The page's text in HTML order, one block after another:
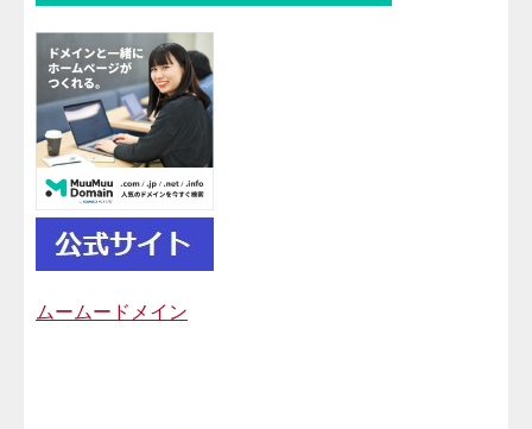
ムームードメイン